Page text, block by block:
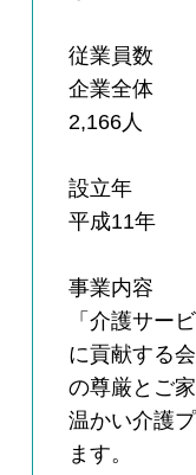
従業員数
企業全体
2,166人
設立年
平成11年
事業内容
「介護サー
に貢献する
の尊厳とご
温かい介護
ます。